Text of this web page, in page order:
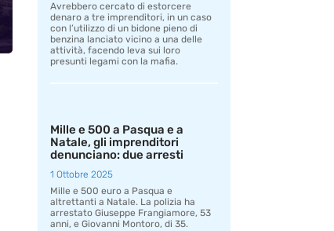
Avrebbero cercato di estorcere
denaro a tre imprenditori, in un caso
con l’utilizzo di un bidone pieno di
benzina lanciato vicino a una delle
attività, facendo leva sui loro
presunti legami con la mafia.
Mille e 500 a Pasqua e a
Natale, gli imprenditori
denunciano: due arresti
1 Ottobre 2025
Mille e 500 euro a Pasqua e
altrettanti a Natale. La polizia ha
arrestato Giuseppe Frangiamore, 53
anni, e Giovanni Montoro, di 35.